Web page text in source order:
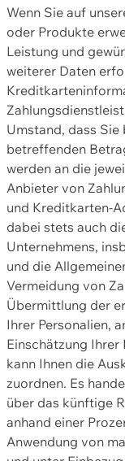
Wenn Sie auf
oder Produkte
Leistung und
weiterer Daten
Umstand, dass Sie
betreffenden
werden an die
Anbieter von
und Kreditkarten-
dabei stets auch
Unternehmens,
und die
Vermeidung von
Übermittlung der
Ihrer Personalien,
Einschätzung
kann Ihnen die
zuordnen. Es
über das künftige
anhand einer
Anwendung von